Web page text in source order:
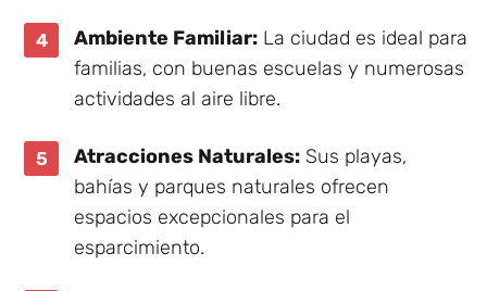
Ambiente Familiar: La ciudad es ideal para
familias, con buenas escuelas y numerosas
actividades al aire libre.
Atracciones Naturales: Sus playas,
bahías y parques naturales ofrecen
espacios excepcionales para el
esparcimiento.